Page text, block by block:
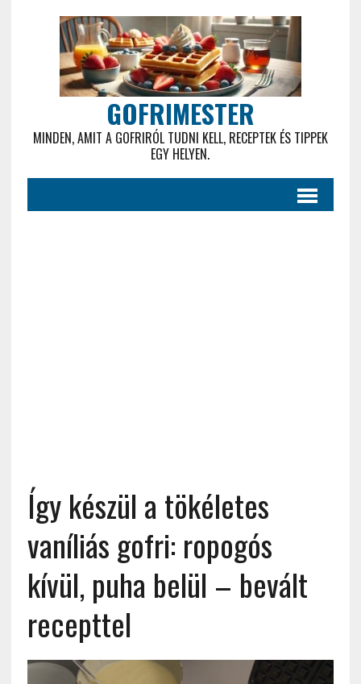
GOFRIMESTER
MINDEN, AMIT A GOFRIRÓL TUDNI KELL, RECEPTEK ÉS TIPPEK
EGY HELYEN.
Így készül a tökéletes
vaníliás gofri: ropogós
kívül, puha belül – bevált
recepttel